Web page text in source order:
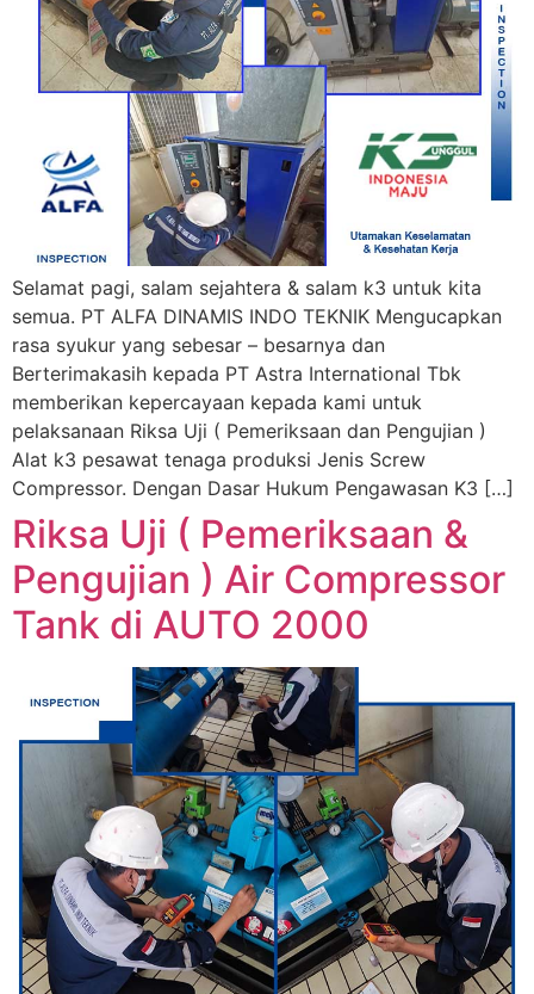
Selamat pagi, salam sejahtera & salam k3 untuk kita
semua. PT ALFA DINAMIS INDO TEKNIK Mengucapkan
rasa syukur yang sebesar – besarnya dan
Berterimakasih kepada PT Astra International Tbk
memberikan kepercayaan kepada kami untuk
pelaksanaan Riksa Uji ( Pemeriksaan dan Pengujian )
Alat k3 pesawat tenaga produksi Jenis Screw
Compressor. Dengan Dasar Hukum Pengawasan K3 […]
Riksa Uji ( Pemeriksaan &
Pengujian ) Air Compressor
Tank di AUTO 2000